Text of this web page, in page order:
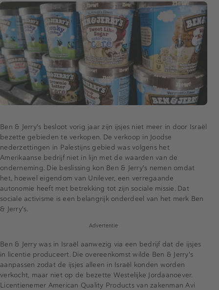
Ben & Jerry's besloot vorig jaar zijn ijsjes niet meer in door Israël
bezette gebieden te verkopen. De verkoop in Joodse
nederzettingen in Palestijns gebied was volgens het
Amerikaanse bedrijf niet in lijn met de waarden van de
onderneming. Die beslissing kon Ben & Jerry's nemen omdat
het, hoewel eigendom van Unilever, een verregaande
autonomie heeft met betrekking tot zijn sociale missie. Dat
sociale activisme is een belangrijk onderdeel van het merk Ben
& Jerry's.
Advertentie
Ben & Jerry was in Israël aanwezig via een bedrijf dat de ijsjes
in licentie produceert. Die overeenkomst wilde Ben & Jerry's
aanpassen zodat de ijsjes alleen in Israël konden worden
verkocht, maar niet op de bezette Westelijke Jordaanoever.
Licentienemer American Quality Products van zakenman Avi